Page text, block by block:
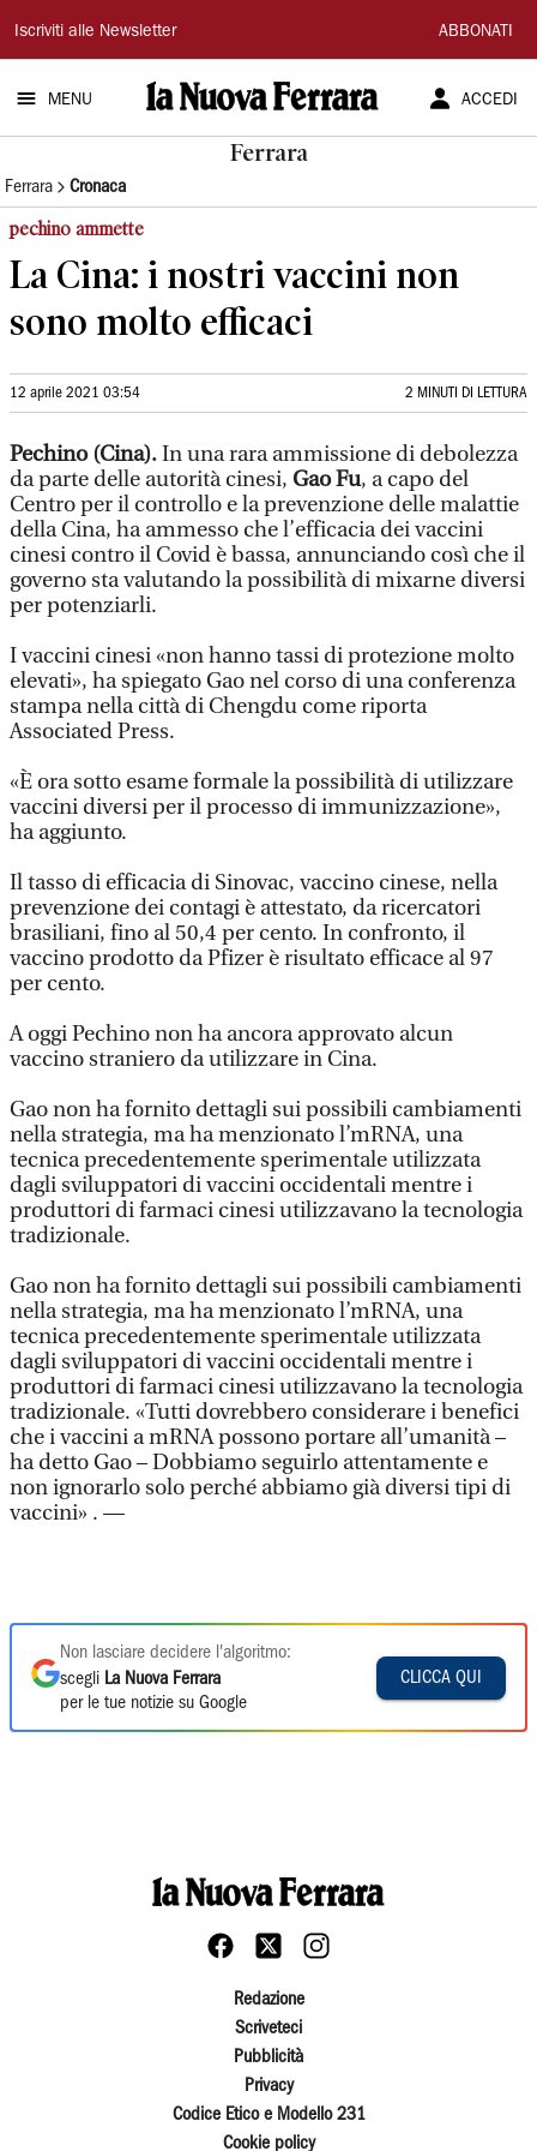
La
Nuova
Ferrara
Iscriviti alle Newsletter ABBONATI
MENU ACCEDI
Ferrara
Ferrara Cronaca
pechino ammette
La Cina: i nostri vaccini non
sono molto efficaci
12 aprile 2021 03:54 2 MINUTI DI LETTURA
Pechino (Cina).In una rara ammissione di debolezza
da parte delle autorità cinesi, Gao Fu, a capo del
Centro per il controllo e la prevenzione delle malattie
della Cina, ha ammesso che l’efficacia dei vaccini
cinesi contro il Covid è bassa, annunciando così che il
governo sta valutando la possibilità di mixarne diversi
per potenziarli.
I vaccini cinesi «non hanno tassi di protezione molto
elevati», ha spiegato Gao nel corso di una conferenza
stampa nella città di Chengdu come riporta
Associated Press.
«È ora sotto esame formale la possibilità di utilizzare
vaccini diversi per il processo di immunizzazione»,
ha aggiunto.
Il tasso di efficacia di Sinovac, vaccino cinese, nella
prevenzione dei contagi è attestato, da ricercatori
brasiliani, fino al 50,4 per cento. In confronto, il
vaccino prodotto da Pfizer è risultato efficace al 97
per cento.
A oggi Pechino non ha ancora approvato alcun
vaccino straniero da utilizzare in Cina.
Gao non ha fornito dettagli sui possibili cambiamenti
nella strategia, ma ha menzionato l’mRNA, una
tecnica precedentemente sperimentale utilizzata
dagli sviluppatori di vaccini occidentali mentre i
produttori di farmaci cinesi utilizzavano la tecnologia
tradizionale.
Gao non ha fornito dettagli sui possibili cambiamenti
nella strategia, ma ha menzionato l’mRNA, una
tecnica precedentemente sperimentale utilizzata
dagli sviluppatori di vaccini occidentali mentre i
produttori di farmaci cinesi utilizzavano la tecnologia
tradizionale. «Tutti dovrebbero considerare i benefici
che i vaccini a mRNA possono portare all’umanità –
ha detto Gao – Dobbiamo seguirlo attentamente e
non ignorarlo solo perché abbiamo già diversi tipi di
vaccini» . —
Non lasciare decidere l'algoritmo:
scegli La Nuova Ferrara
per le tue notizie su Google
CLICCA QUI
Redazione
Scriveteci
Pubblicità
Privacy
Codice Etico e Modello 231
Cookie policy